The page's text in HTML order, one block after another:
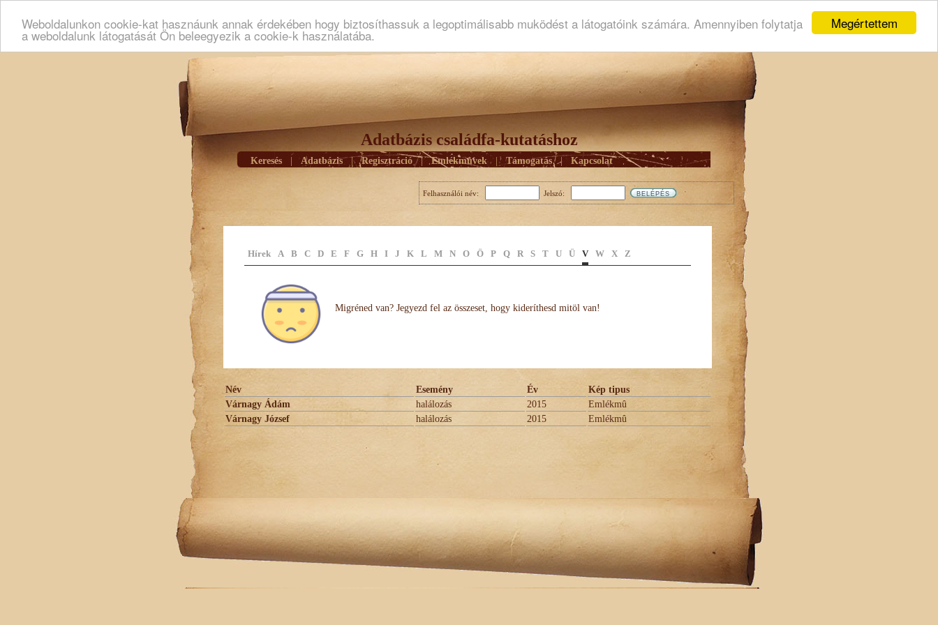
Megértettem
Weboldalunkon cookie-kat hasznáunk annak érdekében hogy biztosíthassuk a legoptimálisabb muködést a látogatóink számára. Amennyiben folytatja
a weboldalunk látogatását Ön beleegyezik a cookie-k használatába.
Adatbázis családfa-kutatáshoz
Keresés Adatbázis | Regisztráció | Emlékmûvek | Támogatás | Kapcsolat
Felhasználói név: Jelszó:
Hírek A B C D E F G H I J K L M N O Ö P Q R S T U Ü V W X Z
Migréned van? Jegyezd fel az összeset, hogy kideríthesd mitöl van!
Név Esemény Év
Kép tipus
Várnagy Ádám
halálozás 2015
Emlékmû
Várnagy József
halálozás 2015 Emlékmû